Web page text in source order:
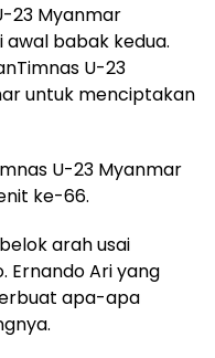
23 Myanmar
babak kedua.
U-23
untuk menciptakan
U-23 Myanmar
ke-66.
arah usai
Ernando Ari yang
apa-apa